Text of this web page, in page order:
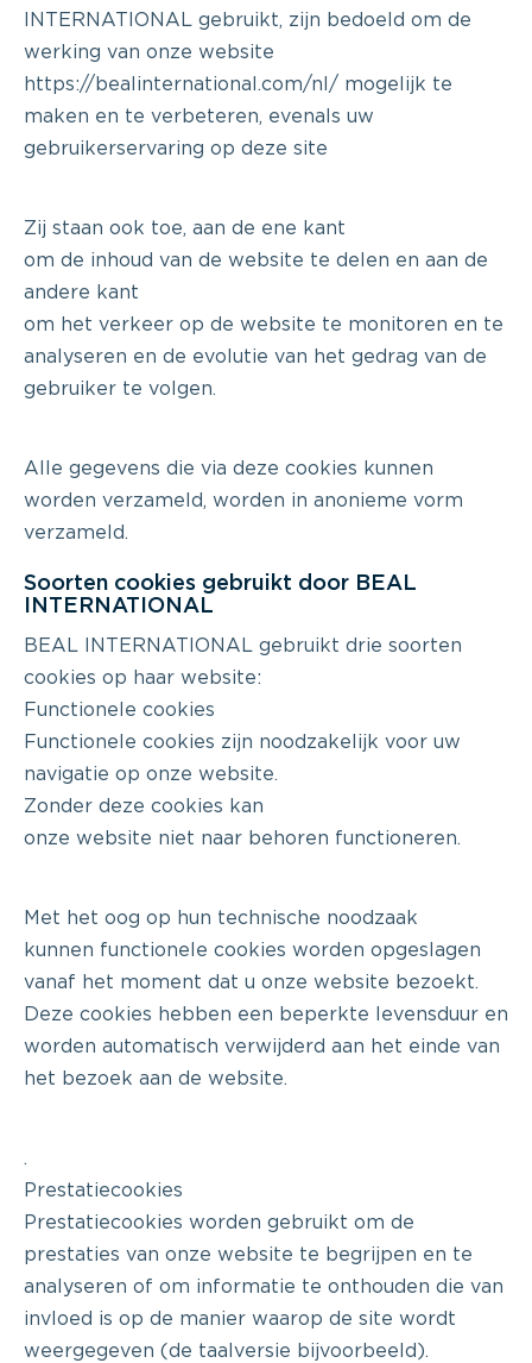
INTERNATIONAL gebruikt, zijn bedoeld om de
werking van onze website
https://bealinternational.com/nl/ mogelijk te
maken en te verbeteren, evenals uw
gebruikerservaring op deze site
Zij staan ook toe, aan de ene kant
om de inhoud van de website te delen en aan de
andere kant
om het verkeer op de website te monitoren en te
analyseren en de evolutie van het gedrag van de
gebruiker te volgen.
Alle gegevens die via deze cookies kunnen
worden verzameld, worden in anonieme vorm
verzameld.
Soorten cookies gebruikt door BEAL
INTERNATIONAL
BEAL INTERNATIONAL gebruikt drie soorten
cookies op haar website:
Functionele cookies
Functionele cookies zijn noodzakelijk voor uw
navigatie op onze website.
Zonder deze cookies kan
onze website niet naar behoren functioneren.
Met het oog op hun technische noodzaak
kunnen functionele cookies worden opgeslagen
vanaf het moment dat u onze website bezoekt.
Deze cookies hebben een beperkte levensduur en
worden automatisch verwijderd aan het einde van
het bezoek aan de website.
.
Prestatiecookies
Prestatiecookies worden gebruikt om de
prestaties van onze website te begrijpen en te
analyseren of om informatie te onthouden die van
invloed is op de manier waarop de site wordt
weergegeven (de taalversie bijvoorbeeld).